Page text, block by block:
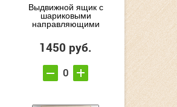
Выдвижной ящик с
шариковыми
направляющими
1450 руб.